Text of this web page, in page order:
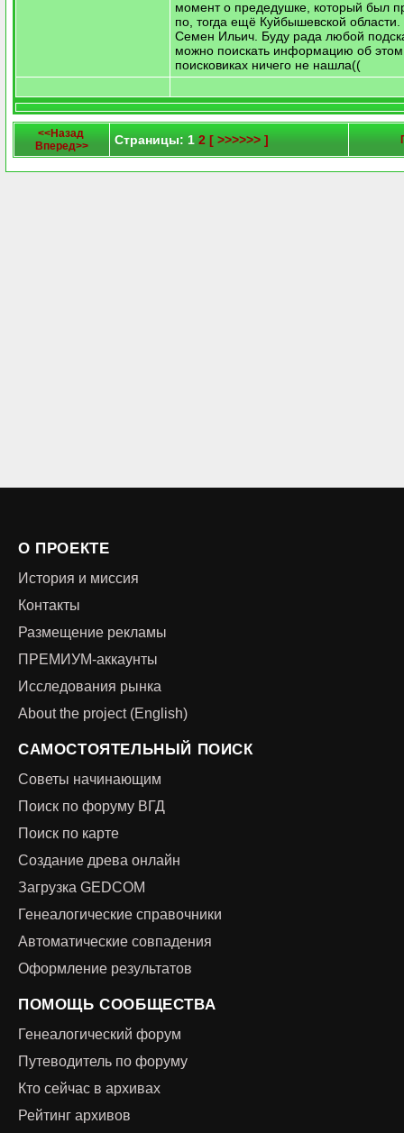
момент о предедушке, который был
по, тогда ещё Куйбышевской области.
Семен Ильич. Буду рада любой
можно поискать информацию об
поисковиках ничего не нашла((
<<Назад
Вперед>>
Страницы: 1 2 [ >>>>>> ]
О ПРОЕКТЕ
История и миссия
Контакты
Размещение рекламы
ПРЕМИУМ-аккаунты
Исследования рынка
About the project (English)
САМОСТОЯТЕЛЬНЫЙ ПОИСК
Советы начинающим
Поиск по форуму ВГД
Поиск по карте
Создание древа онлайн
Загрузка GEDCOM
Генеалогические справочники
Автоматические совпадения
Оформление результатов
ПОМОЩЬ СООБЩЕСТВА
Генеалогический форум
Путеводитель по форуму
Кто сейчас в архивах
Рейтинг архивов